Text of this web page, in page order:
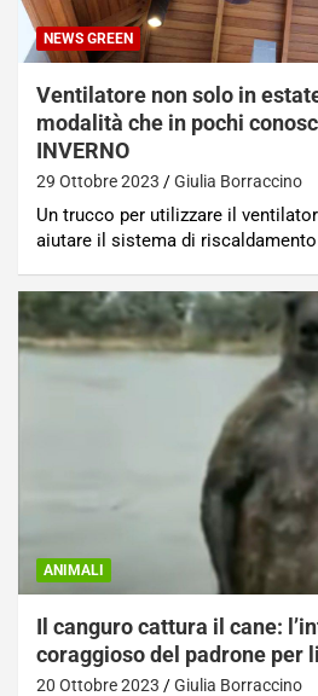
NEWS GREEN
Ventilatore non solo in
modalità che in pochi
INVERNO
29 Ottobre 2023 Giulia Borraccino
Un trucco per utilizzare il
aiutare il sistema di
ANIMALI
Il canguro cattura il cane:
coraggioso del padrone per
20 Ottobre 2023 Giulia Borraccino